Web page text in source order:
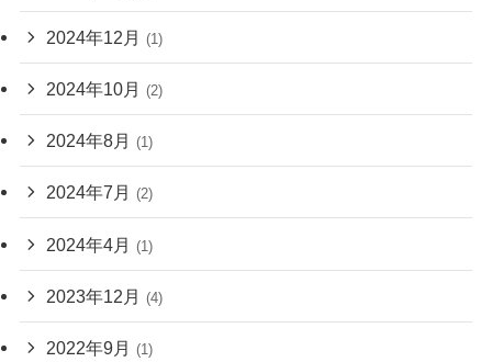
2024年12月 (1)
2024年10月 (2)
2024年8月 (1)
2024年7月 (2)
2024年4月 (1)
2023年12月 (4)
2022年9月 (1)